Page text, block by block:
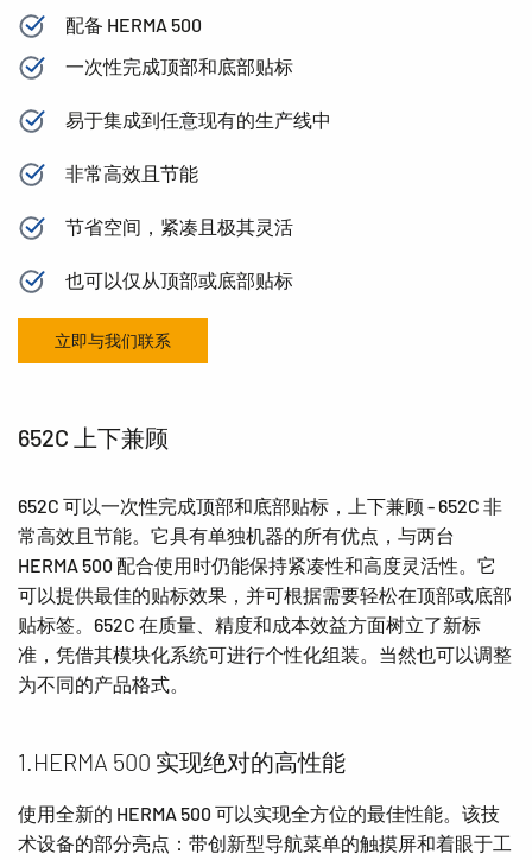
配备 HERMA 500
一次性完成顶部和底部贴标
易于集成到任意现有的生产线中
非常高效且节能
节省空间，紧凑且极其灵活
也可以仅从顶部或底部贴标
立即与我们联系
652C 上下兼顾
652C 可以一次性完成顶部和底部贴标，上下兼顾 - 652C 非
常高效且节能。它具有单独机器的所有优点，与两台
HERMA 500 配合使用时仍能保持紧凑性和高度灵活性。它
可以提供最佳的贴标效果，并可根据需要轻松在顶部或底部
贴标签。652C 在质量、精度和成本效益方面树立了新标
准，凭借其模块化系统可进行个性化组装。当然也可以调整
为不同的产品格式。
1.HERMA 500 实现绝对的高性能
使用全新的 HERMA 500 可以实现全方位的最佳性能。该技
术设备的部分亮点：带创新型导航菜单的触摸屏和着眼于工